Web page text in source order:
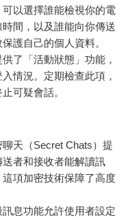
可以選擇誰能檢視你的電
間，以及誰能向你傳送
護自己的個人資料。
供了「活動狀態」功能，
情況。定期檢查此項，
可疑會話。
聊天（Secret Chats）提
送者和接收者能解讀訊
項加密技術保障了高度
訊息功能允許使用者設定